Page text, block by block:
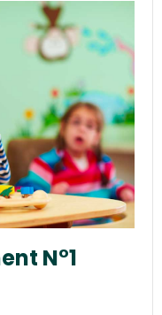
N°1